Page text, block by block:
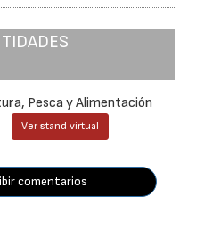
Pesca y Alimentación
Ver stand virtual
comentarios